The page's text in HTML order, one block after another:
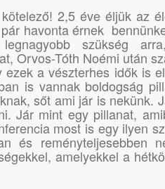
2,5 éve éljük az
havonta érnek
szükség
Orvos-Tóth Noémi után
a vészterhes idők is
is vannak boldogság
sőt ami jár is nekünk.
Jár mint egy pillanat,
most is egy ilyen
és reményteljesebben
amelyekkel a